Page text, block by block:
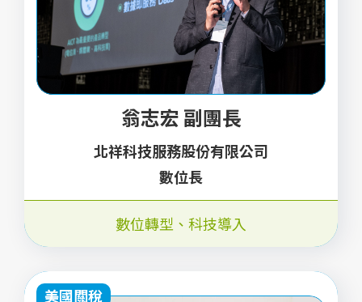
翁志宏 副團長
北祥科技服務股份有限公司
數位長
數位轉型 、 科技導入
美國關稅